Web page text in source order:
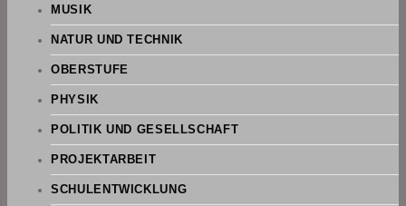
MUSIK
NATUR UND TECHNIK
OBERSTUFE
PHYSIK
POLITIK UND GESELLSCHAFT
PROJEKTARBEIT
SCHULENTWICKLUNG